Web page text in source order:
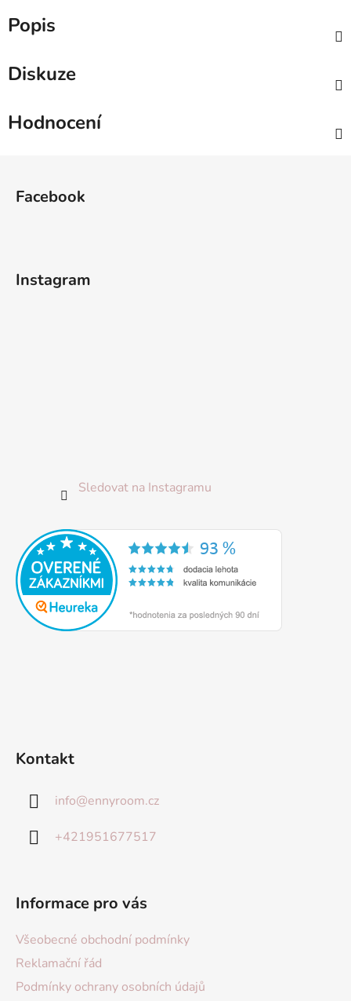
Popis
Diskuze
Hodnocení
Facebook
Instagram
Sledovat na Instagramu
Kontakt
info@ennyroom.cz
+421951677517
Informace pro vás
Všeobecné obchodní podmínky
Reklamační řád
Podmínky ochrany osobních údajů